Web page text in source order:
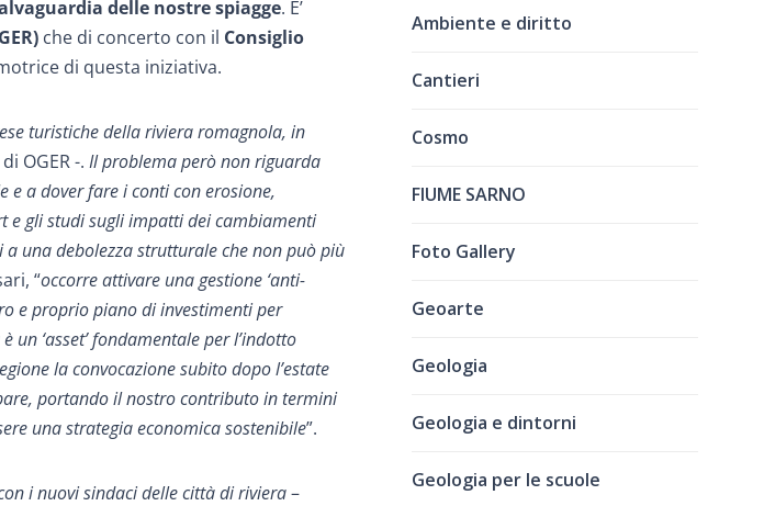
delle nostre spiagge. E’
che di concerto con il Consiglio
di questa iniziativa.
turistiche della riviera romagnola, in
OGER -. Il problema però non riguarda
a dover fare i conti con erosione,
e gli studi sugli impatti dei cambiamenti
una debolezza strutturale che non può più
“occorre attivare una gestione ‘anti-
e proprio piano di investimenti per
‘asset’ fondamentale per l’indotto
la convocazione subito dopo l’estate
portando il nostro contributo in termini
una strategia economica sostenibile”.
i nuovi sindaci delle città di riviera–
Ambiente e diritto
Cantieri
Cosmo
FIUME SARNO
Foto Gallery
Geoarte
Geologia
Geologia e dintorni
Geologia per le scuole